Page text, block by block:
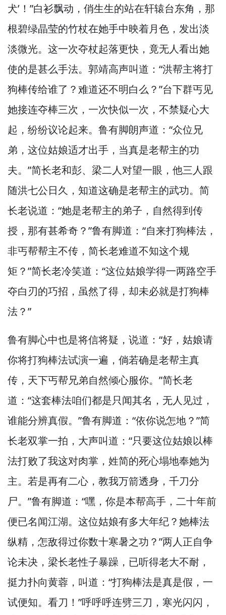
犬’！”白衫飘动， 俏生生的站在轩辕台东角， 那
根碧绿晶莹的竹杖在她手中映着月色， 发出淡
淡微光。 这一次夺杖起落更快， 竟无人看出她
使的是甚么手法。 郭靖高声叫道：“洪帮主将打
狗棒传给谁了？难道还不明白么？”台下群丐见
她接连夺棒三次， 一次快似一次， 不禁疑心大
起， 纷纷议论起来。 鲁有脚朗声道：“众位兄
弟， 这位姑娘适才出手， 当真是老帮主的功
夫。”简长老和彭、梁二人对望一眼， 他三人跟
随洪七公日久， 知道这确是老帮主的武功。 简
长老说道：“她是老帮主的弟子， 自然得到传
授， 那有甚希奇？”鲁有脚道：“自来打狗棒法，
非丐帮帮主不传， 简长老难道不知这个规
矩？”简长老冷笑道：“这位姑娘学得一两路空手
夺白刃的巧招， 虽然了得， 却未必就是打狗棒
法？”
鲁有脚心中也是将信将疑， 说道：“好， 姑娘请
你将打狗棒法试演一遍， 倘若确是老帮主真
传， 天下丐帮兄弟自然倾心服你。”简长老
道：“这套棒法咱们都是只闻其名， 无人见过，
谁能分辨真假。”鲁有脚道：“依你说怎地？”简
长老双掌一拍， 大声叫道：“只要这位姑娘以棒
法打败了我这对肉掌， 姓简的死心塌地奉她为
主。 若是再有二心， 教我万箭透身， 千刀分
尸。”鲁有脚道：“嘿， 你是本帮高手， 二十年前
便已名闻江湖。 这位姑娘有多大年纪？她棒法
纵精， 怎敌得过你数十寒暑之功？”两人正自争
论未决， 梁长老性子暴躁， 已听得老大不耐，
挺力扑向黄蓉， 叫道：“打狗棒法是真是假， 一
试便知。 看刀！”呼呼呼连劈三刀， 寒光闪闪，